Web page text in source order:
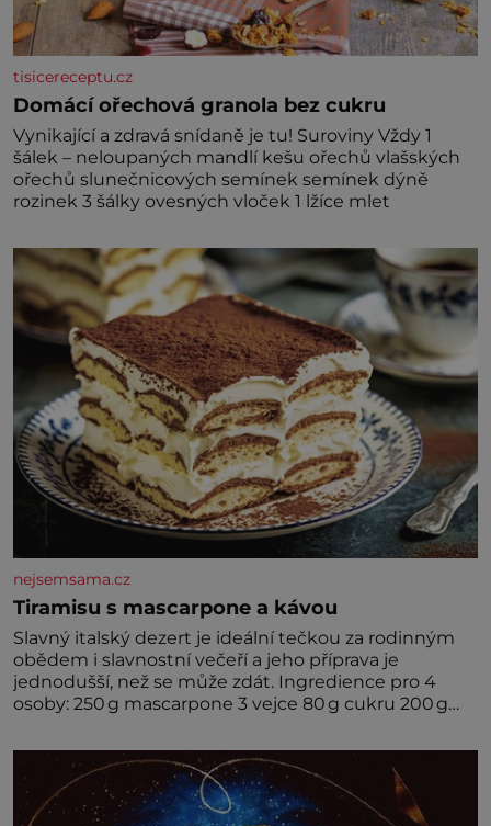
tisicereceptu.cz
Domácí ořechová granola bez cukru
Vynikající a zdravá snídaně je tu! Suroviny Vždy 1
šálek – neloupaných mandlí kešu ořechů vlašských
ořechů slunečnicových semínek semínek dýně
rozinek 3 šálky ovesných vloček 1 lžíce mlet
nejsemsama.cz
Tiramisu s mascarpone a kávou
Slavný italský dezert je ideální tečkou za rodinným
obědem i slavnostní večeří a jeho příprava je
jednodušší, než se může zdát. Ingredience pro 4
osoby: 250 g mascarpone 3 vejce 80 g cukru 200 g
amaretta kakao na posypání Postup: Oddělte
žloutky od bílků. Žloutky vyšlehejte s cukrem do
světlé pěny a postupně do nich vmíchejte
mascarpone, aby vznikl hladký